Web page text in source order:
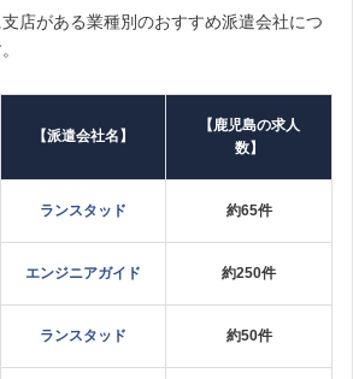
店がある業種別のおすすめ派遣会社につ
【派遣会社名】
【鹿児島の求人
数】
ランスタッド 約65件
エンジニアガイド 約250件
ランスタッド 約50件